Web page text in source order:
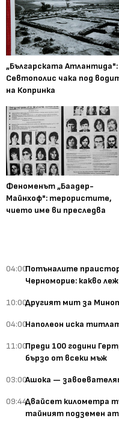
„Българската Атлантида":
Севтополис чака под
на Копринка
Феноменът „Баадер-
Майнхоф": терористите,
чието име ви преследва
04:00Потъналите
Черноморие: какво
10:00Другият мит за
04:00Наполеон иска
11:00Преди 100 години
бързо от всеки мъж
03:00Ашока —
09:44Двайсет километра
тайният подземен